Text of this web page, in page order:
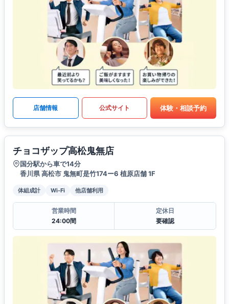
店舗情報 公式サイト 体験・相談予約
チョコザップ高松鬼無店
国分駅から車で14分
香川県 高松市 鬼無町是竹174ー6 植原店舗 1F
体組成計 Wi-Fi 他店舗利用
営業時間
24:00間
定休日
要確認